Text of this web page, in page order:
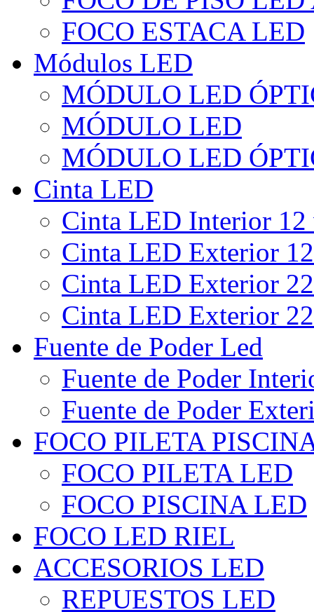
FOCO ESTACA LED
Módulos LED
MÓDULO LED
MÓDULO LED
MÓDULO LED
Cinta LED
Cinta LED Interior
Cinta LED Exterior
Cinta LED Exterior
Cinta LED Exterior
Fuente de Poder Led
Fuente de Poder
Fuente de Poder
FOCO PILETA
FOCO PILETA LED
FOCO PISCINA LED
FOCO LED RIEL
ACCESORIOS LED
REPUESTOS LED